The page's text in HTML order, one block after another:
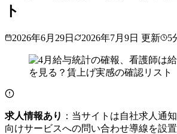
ト
2026年6月29日 2026年7月9日 更新 5
求人情報あり ：当サイトは自社求人通
向けサービスへの問い合わせ導線を設